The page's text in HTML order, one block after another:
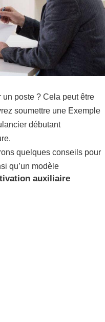
poste ? Cela peut être
soumettre une Exemple
débutant
quelques conseils pour
qu’un modèle
auxiliaire